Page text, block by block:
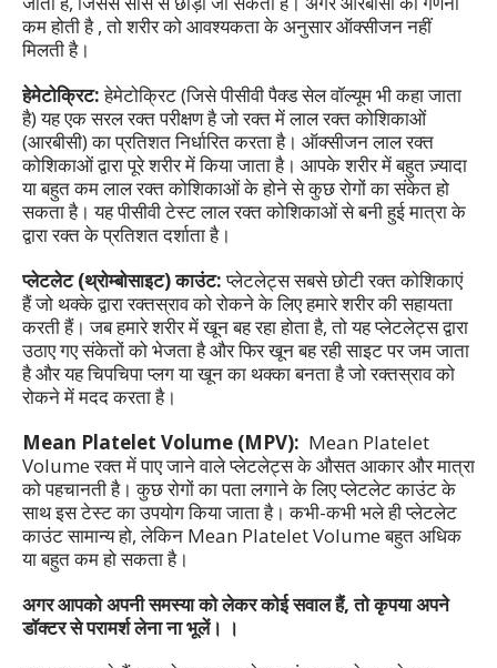
कम होती है , तो शरीर को आवश्यकता के अनुसार ऑक्सीजन नहीं
मिलती है।
हेमेटोक्रिट:हेमेटोक्रिट (जिसे पीसीवी पैक्ड सेल वॉल्यूम भी कहा जाता
है) यह एक सरल रक्त परीक्षण है जो रक्त में लाल रक्त कोशिकाओं
(आरबीसी) का प्रतिशत निर्धारित करता है। ऑक्सीजन लाल रक्त
कोशिकाओं द्वारा पूरे शरीर में किया जाता है। आपके शरीर में बहुत ज़्यादा
या बहुत कम लाल रक्त कोशिकाओं के होने से कुछ रोगों का संकेत हो
सकता है। यह पीसीवी टेस्ट लाल रक्त कोशिकाओं से बनी हुई मात्रा के
द्वारा रक्त के प्रतिशत दर्शाता है।
प्लेटलेट (थ्रोम्बोसाइट) काउंट:प्लेटलेट्स सबसे छोटी रक्त कोशिकाएं
हैं जो थक्के द्वारा रक्तस्राव को रोकने के लिए हमारे शरीर की सहायता
करती हैं। जब हमारे शरीर में खून बह रहा होता है, तो यह प्लेटलेट्स द्वारा
उठाए गए संकेतों को भेजता है और फिर खून बह रही साइट पर जम जाता
है और यह चिपचिपा प्लग या खून का थक्का बनता है जो रक्तस्राव को
रोकने में मदद करता है।
Mean Platelet Volume (MPV): Mean Platelet
Volume रक्त में पाए जाने वाले प्लेटलेट्स के औसत आकार और मात्रा
को पहचानती है। कुछ रोगों का पता लगाने के लिए प्लेटलेट काउंट के
साथ इस टेस्ट का उपयोग किया जाता है। कभी-कभी भले ही प्लेटलेट
काउंट सामान्य हो, लेकिन Mean Platelet Volume बहुत अधिक
या बहुत कम हो सकता है।
अगर आपको अपनी समस्या को लेकर कोई सवाल हैं, तो कृपया अपने
डॉक्टर से परामर्श लेना ना भूलें। ।